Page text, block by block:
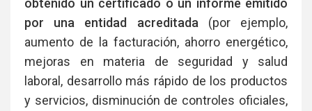
por una entidad acreditada (por ejemplo,
aumento de la facturación, ahorro energético,
mejoras en materia de seguridad y salud
laboral, desarrollo más rápido de los productos
y servicios, disminución de controles oficiales,